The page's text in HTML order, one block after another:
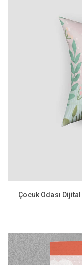
Çocuk Odası Dijital